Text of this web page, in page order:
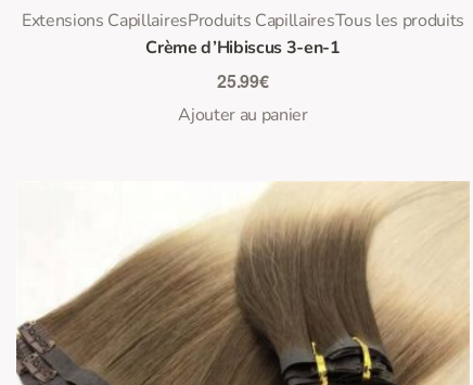
Note sur 5
Extensions CapillairesProduits CapillairesTous les produits
Crème d’Hibiscus 3-en-1
25.99€
Ajouter au panier